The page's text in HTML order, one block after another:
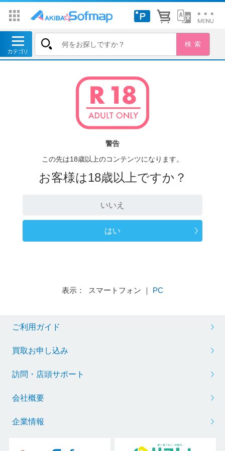
警告
この先は18歳以上のコンテンツになります。
お客様は18歳以上ですか？
いいえ
はい
表示： スマートフォン ｜ PC
ご利用ガイド
買取お申し込み
訪問・店頭サポート
会社概要
企業情報